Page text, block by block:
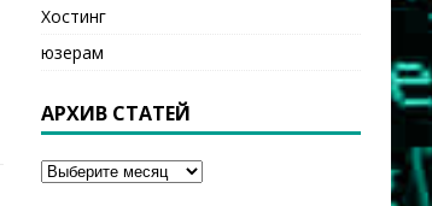
Хостинг
юзерам
АРХИВ СТАТЕЙ